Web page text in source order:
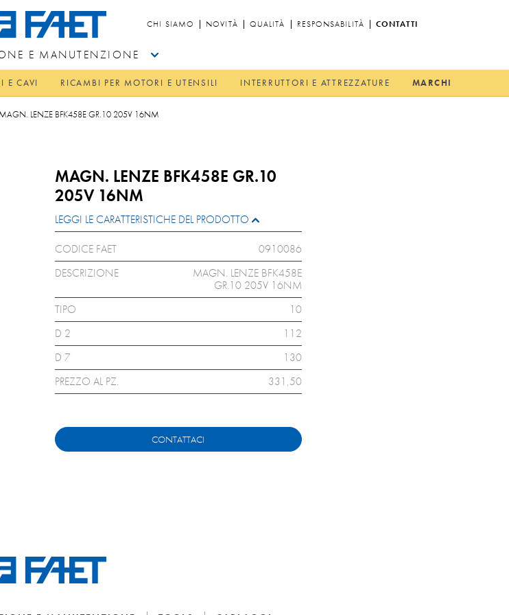
CHI SIAMO NOVITÀ QUALITÀ RESPONSABILITÀ CONTATTI
E MANUTENZIONE
E CAVI RICAMBI PER MOTORI E UTENSILI INTERRUTTORI E ATTREZZATURE MARCHI
MAGN. LENZE BFK458E GR.10 205V 16NM
MAGN. LENZE BFK458E GR.10
205V 16NM
LEGGI LE CARATTERISTICHE DEL PRODOTTO
CODICE FAET
0910086
DESCRIZIONE
MAGN. LENZE BFK458E
GR.10 205V 16NM
TIPO
10
D 2
112
D 7
130
PREZZO AL PZ.
331,50
CONTATTACI